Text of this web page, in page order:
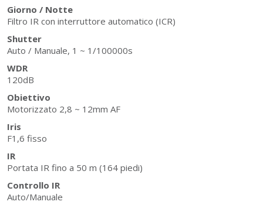
Giorno / Notte
Filtro IR con interruttore automatico (ICR)
Shutter
Auto / Manuale, 1 ~ 1/100000s
WDR
120dB
Obiettivo
Motorizzato 2,8 ~ 12mm AF
Iris
F1,6 fisso
IR
Portata IR fino a 50 m (164 piedi)
Controllo IR
Auto/Manuale